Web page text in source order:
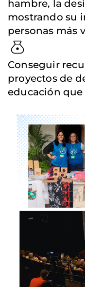
hambre, la
mostrando su
personas más
Conseguir
proyectos de
educación
Imagen